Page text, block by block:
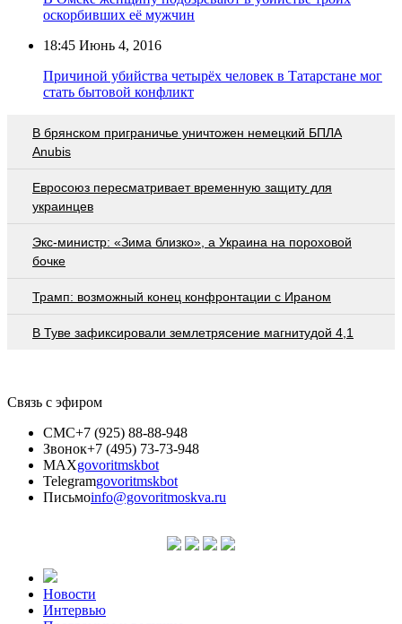
оскорбивших её мужчин
18:45 Июнь 4, 2016
Причиной убийства четырёх человек в Татарстане мог
стать бытовой конфликт
В брянском приграничье уничтожен немецкий БПЛА
Anubis
Евросоюз пересматривает временную защиту для
украинцев
Экс-министр: «Зима близко», а Украина на пороховой
бочке
Трамп: возможный конец конфронтации с Ираном
В Туве зафиксировали землетрясение магнитудой 4,1
Связь с эфиром
СМС+7 (925) 88-88-948
Звонок+7 (495) 73-73-948
MAXgovoritmskbot
Telegramgovoritmskbot
Письмоinfo@govoritmoskva.ru
Новости
Интервью